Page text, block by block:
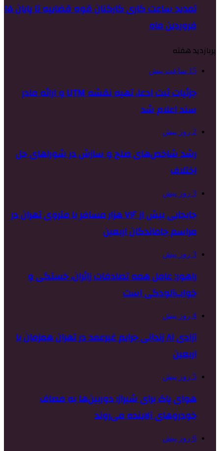
تمدید ساعت کاری کارکنان قوه قضاییه تا پایان ۱۵
فروردین ماه
پربازدید هفته
15 ساعت پیش
جزئیات ثبت ادعا، تهیه نقشه UTM و ارائه مادر
سند اعلام شد
2 روز پیش
رشد شاخص‌های صلح و سازش در شوراهای حل
اختلاف
3 روز پیش
جابجایی بیش از ۷۱۶ هزار مسافر با متروی تهران در
مراسم جاماندگان اربعین
3 روز پیش
راهور: عامل همه تصادفات زائران، خستگی و
خواب‌آلودگی است
4 روز پیش
آزادی ۸۱ زندانی جرایم غیرعمد در تهران همزمان با
اربعین
5 روز پیش
هوای پاک برای شیراز؛ دوربین‌ها به مصاف
خودروهای آلاینده می‌روند
6 روز پیش